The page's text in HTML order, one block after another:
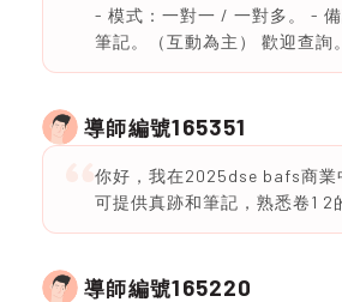
- 模式：一對一 / 一對多。 -
筆記。（互動為主） 歡迎查詢。
導師編號165351
你好，我在2025dse bafs商業
可提供真跡和筆記，熟悉卷1 2
導師編號165220